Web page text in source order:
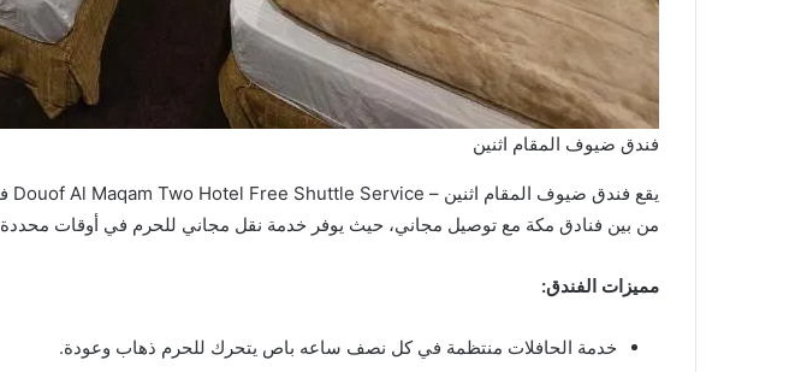
فندق ضيوف المقام اثنين
من بين فنادق مكة مع توصيل مجاني، حيث يوفر خدمة نقل مجاني للحرم في أوقات
مميزات الفندق:
خدمة الحافلات منتظمة في كل نصف ساعه باص يتحرك للحرم ذهاب وعودة.